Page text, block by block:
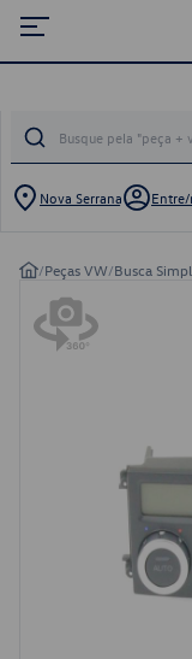
Nova Serrana
/Peças VW/Busca